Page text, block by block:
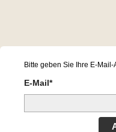
Bitte geben Sie Ihre E-
E-Mail*